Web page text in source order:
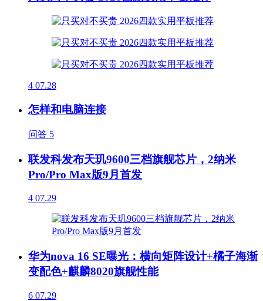
4 07.28
怎样和电脑连接
问答 5
联发科发布天玑9600三档旗舰芯片，2纳米
Pro/Pro Max版9月首发
4 07.29
华为nova 16 SE曝光：横向矩阵设计+橘子海渐
变配色+麒麟8020旗舰性能
6 07.29